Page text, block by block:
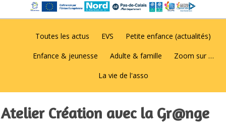
Toutes les actus EVS Petite enfance (actualités)
Enfance & jeunesse Adulte & famille Zoom sur …
La vie de l'asso
Atelier Création avec la Gr@nge